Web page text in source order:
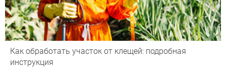
Как обработать участок от клещей: подробная
инструкция